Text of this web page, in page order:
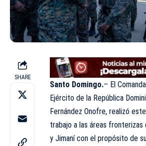
SHARE
Santo Domingo.– El
Ejército de la República
Fernández Onofre, realizó
trabajo a las áreas fronterizas
y Jimaní con el propósito de